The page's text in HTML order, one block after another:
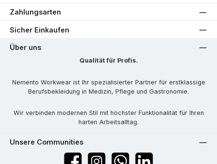
Zahlungsarten
Sicher Einkaufen
Über uns
Qualität für Profis.
Nemento Workwear ist Ihr spezialisierter Partner für erstklassige
Berufsbekleidung in Medizin, Pflege und Gastronomie.
Wir verbinden modernen Stil mit höchster Funktionalität für Ihren
harten Arbeitsalltag.
Unsere Communities